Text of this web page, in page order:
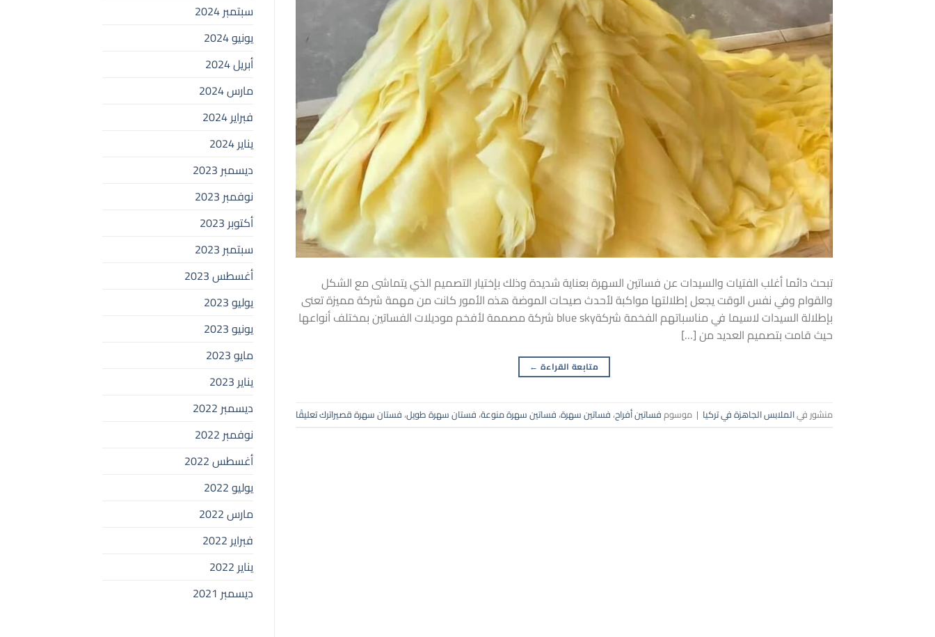
تبحث دائما أغلب الفتيات والسيدات عن فساتين السهرة بعناية شديدة وذلك بإختيار التصميم الذي يتماشى مع الشكل
والقوام وفي نفس الوقت يجعل إطلالتها مواكبة لأحدث صيحات الموضة هذه الأمور كانت من مهمة شركة مميزة تعنى
بإطلالة السيدات لاسيما في مناسباتهم الفخمة شركةblue sky شركة مصممة لأفخم موديلات الفساتين بمختلف أنواعها
حيث قامت بتصميم العديد من […]
متابعة القراءة ←
منشور فيالملابس الجاهزة في تركيا | موسومفساتين أفراح،فساتين سهرة،فساتين سهرة منوعة،فستان سهرة طويل،فستان سهرة قصيراترك تعليقًا
سبتمبر 2024
يونيو 2024
أبريل 2024
مارس 2024
فبراير 2024
يناير 2024
ديسمبر 2023
نوفمبر 2023
أكتوبر 2023
سبتمبر 2023
أغسطس 2023
يوليو 2023
يونيو 2023
مايو 2023
يناير 2023
ديسمبر 2022
نوفمبر 2022
أغسطس 2022
يوليو 2022
مارس 2022
فبراير 2022
يناير 2022
ديسمبر 2021